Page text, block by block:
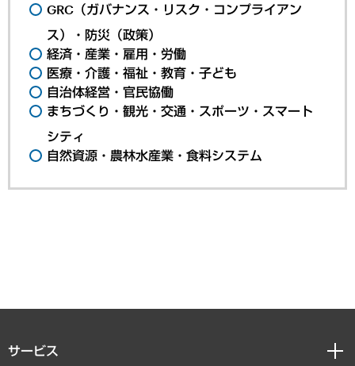
GRC（ガバナンス・リスク・コンプライアン
ス）・防災（政策）
経済・産業・雇用・労働
医療・介護・福祉・教育・子ども
自治体経営・官民協働
まちづくり・観光・交通・スポーツ・スマート
シティ
自然資源・農林水産業・食料システム
サービス